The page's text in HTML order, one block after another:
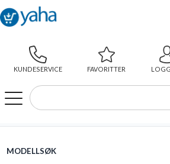
KUNDESERVICE FAVORITTER
WEBSHOP
MODELLSØK